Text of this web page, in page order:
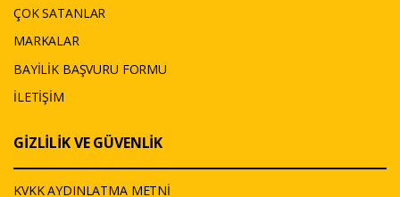
ÇOK SATANLAR
MARKALAR
BAYİLİK BAŞVURU FORMU
İLETİŞİM
GİZLİLİK VE GÜVENLİK
KVKK AYDINLATMA METNİ